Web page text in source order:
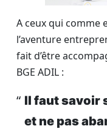
A ceux qui comme
l’aventure
fait d’être
BGE ADIL :
Il faut savoir
et ne pas